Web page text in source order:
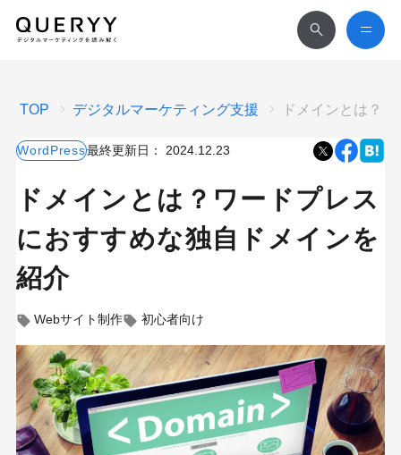
TOP デジタルマーケティング支援 ドメインとは？
WordPress最終更新日： 2024.12.23
ドメインとは？ワードプレス
におすすめな独自ドメインを
紹介
Webサイト制作 初心者向け